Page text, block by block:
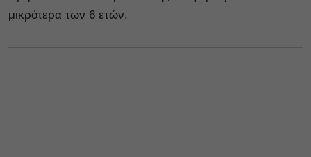
μικρότερα των 6 ετών.